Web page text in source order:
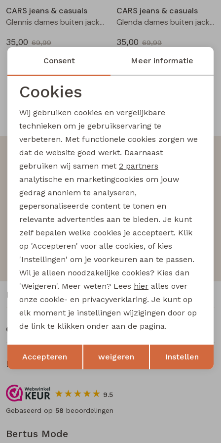
Blouses lange mouw
Sweatshirts
Pullover
Gilet spencers
Jackjes
Blazers
Buitenjack
Bermuda's
Piraat broeken
Lange broeken
Bermuda's
Lange broek
Jackjes
Jassen
Bermudas
Leggings
Rokken
Lange broeken
Lange broeken
Leggings
Rokken
T-shirts lange mouw
Tops
Vesten
CARS jeans & casuals
Glennis dames buiten jack lila
35,00 69,99
CARS jeans & casuals
Glenda dames buiten jack zand
35,00 69,99
Snelle en betrouwbare levering
Altijd als eerste op de hoogte zijn?
Schrijf je in voor onze nieuwsbrief en wees als eerst
op de hoogte van nieuwe acties!
Hoe we met je data omgaan? Bekijk dit in onze
privacyverklaring.
Bertus Mode
Klantenservice
Over Bertus Mode
Klantbeoordelingen
9.5
Gebaseerd op 58 beoordelingen
Noodzakelijke cookies
Analytische cookies
Marketing cookies
Terug Opslaan
Consent Meer informatie
Cookies
Wij gebruiken cookies en vergelijkbare
technieken om je gebruikservaring te
verbeteren. Met functionele cookies zorgen we
dat de website goed werkt. Daarnaast
gebruiken wij samen met 2 partners
analytische en marketingcookies om jouw
gedrag anoniem te analyseren,
gepersonaliseerde content te tonen en
relevante advertenties aan te bieden. Je kunt
zelf bepalen welke cookies je accepteert. Klik
op 'Accepteren' voor alle cookies, of kies
'Instellingen' om je voorkeuren aan te passen.
Wil je alleen noodzakelijke cookies? Kies dan
'Weigeren'. Meer weten? Lees hier alles over
onze cookie- en privacyverklaring. Je kunt op
elk moment je instellingen wijzigingen door op
de link te klikken onder aan de pagina.
Accepteren weigeren Instellen